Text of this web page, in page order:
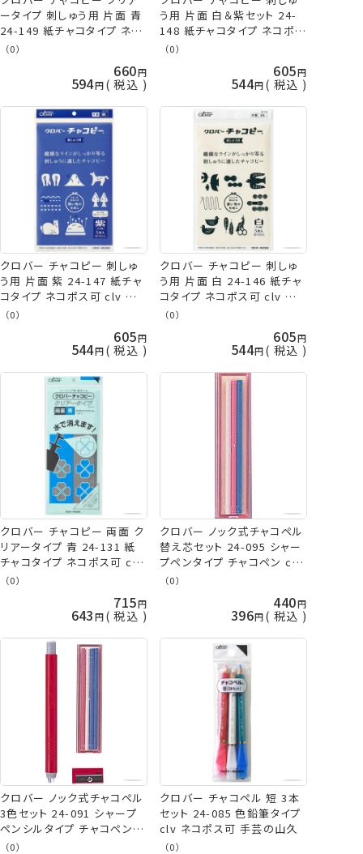
ータイプ 刺しゅう用 片面 青
24-149 紙チャコタイプ ネコ
ポス可 clv 手芸の山久
（0）
660
594 税込
う用 片面 白＆紫セット 24-
148 紙チャコタイプ ネコポス
可 clv 手芸の山久
（0）
605
544 税込
クロバー チャコピー 刺しゅ
う用 片面 紫 24-147 紙チャ
コタイプ ネコポス可 clv 手
芸の山久
（0）
605
544 税込
クロバー チャコピー 刺しゅ
う用 片面 白 24-146 紙チャ
コタイプ ネコポス可 clv 手
芸の山久
（0）
605
544 税込
クロバー チャコピー 両面 ク
リアータイプ 青 24-131 紙
チャコタイプ ネコポス可 clv
手芸の山久
（0）
715
643 税込
クロバー ノック式チャコペル
替え芯セット 24-095 シャー
プペンタイプ チャコペン clv
ネコポス可 手芸の山久
（0）
440
396 税込
クロバー ノック式チャコペル
3色セット 24-091 シャープ
ペンシルタイプ チャコペン し
るし付け clv ネコポス可 手
（0）
クロバー チャコペル 短 3本
セット 24-085 色鉛筆タイプ
clv ネコポス可 手芸の山久
（0）